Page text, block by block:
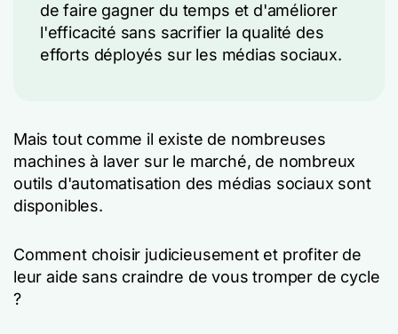
de faire gagner du temps et d'améliorer
l'efficacité sans sacrifier la qualité des
efforts déployés sur les médias sociaux.
Mais tout comme il existe de nombreuses
machines à laver sur le marché, de nombreux
outils d'automatisation des médias sociaux sont
disponibles.
Comment choisir judicieusement et profiter de
leur aide sans craindre de vous tromper de cycle
?